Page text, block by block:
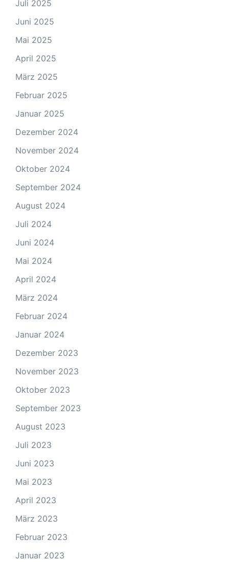
Juli 2025
Juni 2025
Mai 2025
April 2025
März 2025
Februar 2025
Januar 2025
Dezember 2024
November 2024
Oktober 2024
September 2024
August 2024
Juli 2024
Juni 2024
Mai 2024
April 2024
März 2024
Februar 2024
Januar 2024
Dezember 2023
November 2023
Oktober 2023
September 2023
August 2023
Juli 2023
Juni 2023
Mai 2023
April 2023
März 2023
Februar 2023
Januar 2023